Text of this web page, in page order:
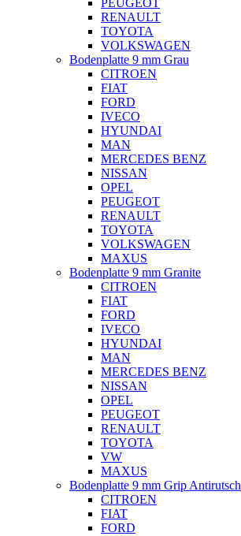
PEUGEOT
RENAULT
TOYOTA
VOLKSWAGEN
Bodenplatte 9 mm Grau
CITROEN
FIAT
FORD
IVECO
HYUNDAI
MAN
MERCEDES BENZ
NISSAN
OPEL
PEUGEOT
RENAULT
TOYOTA
VOLKSWAGEN
MAXUS
Bodenplatte 9 mm Granite
CITROEN
FIAT
FORD
IVECO
HYUNDAI
MAN
MERCEDES BENZ
NISSAN
OPEL
PEUGEOT
RENAULT
TOYOTA
VW
MAXUS
Bodenplatte 9 mm Grip Antirutsch
CITROEN
FIAT
FORD